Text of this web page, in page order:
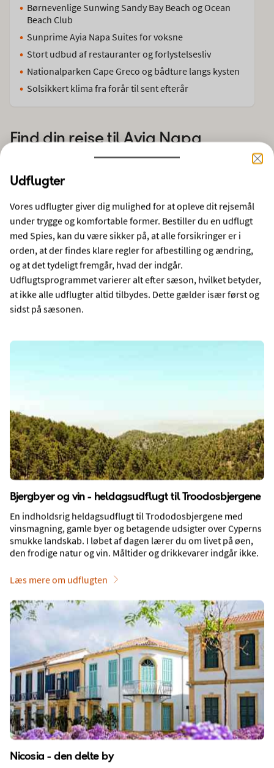
Børnevenlige Sunwing Sandy Bay Beach og Ocean
Beach Club
Sunprime Ayia Napa Suites for voksne
Stort udbud af restauranter og forlystelsesliv
Nationalparken Cape Greco og bådture langs kysten
Solsikkert klima fra forår til sent efterår
Find din rejse tilAyia Napa
FLY + HOTEL
FRA
København
REJSEMÅL
Ayia Napa, Cypern
REJSELÆNGDE
Valgfri rejselængde
DATO
REJSENDE
2 voksne
Udflugter
Vores udflugter giver dig mulighed for at opleve dit rejsemål
under trygge og komfortable former. Bestiller du en udflugt
med Spies, kan du være sikker på, at alle forsikringer er i
orden, at der findes klare regler for afbestilling og ændring,
og at det tydeligt fremgår, hvad der indgår.
Udflugtsprogrammet varierer alt efter sæson, hvilket betyder,
at ikke alle udflugter altid tilbydes. Dette gælder især først og
sidst på sæsonen.
Bjergbyer og vin - heldagsudflugt til Troodosbjergene
En indholdsrig heldagsudflugt til Trododosbjergene med
vinsmagning, gamle byer og betagende udsigter over Cyperns
smukke landskab. I løbet af dagen lærer du om livet på øen,
den frodige natur og vin. Måltider og drikkevarer indgår ikke.
Læs mere om udflugten
Nicosia - den delte by
Strand
Mad, drikke og natteliv